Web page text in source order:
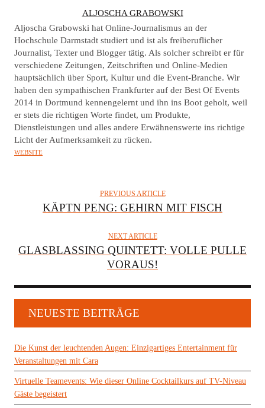
U
T
H
O
R
ALJOSCHA GRABOWSKI
Aljoscha Grabowski hat Online-Journalismus an der
Hochschule Darmstadt studiert und ist als freiberuflicher
Journalist, Texter und Blogger tätig. Als solcher schreibt er für
verschiedene Zeitungen, Zeitschriften und Online-Medien
hauptsächlich über Sport, Kultur und die Event-Branche. Wir
haben den sympathischen Frankfurter auf der Best Of Events
2014 in Dortmund kennengelernt und ihn ins Boot geholt, weil
er stets die richtigen Worte findet, um Produkte,
Dienstleistungen und alles andere Erwähnenswerte ins richtige
Licht der Aufmerksamkeit zu rücken.
WEBSITE
PREVIOUS ARTICLE
KÄPTN PENG: GEHIRN MIT FISCH
NEXT ARTICLE
GLASBLASSING QUINTETT: VOLLE PULLE
VORAUS!
NEUESTE BEITRÄGE
Die Kunst der leuchtenden Augen: Einzigartiges Entertainment für
Veranstaltungen mit Cara
Virtuelle Teamevents: Wie dieser Online Cocktailkurs auf TV-Niveau
Gäste begeistert